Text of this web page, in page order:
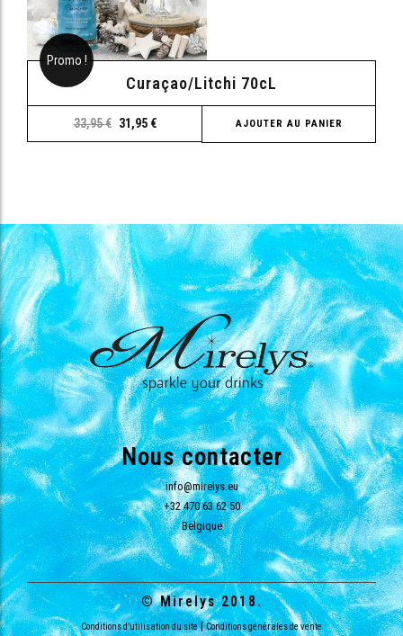
Promo !
Curaçao/Litchi 70cL
33,95€ 31,95 € AJOUTER AU PANIER
Nous contacter
info@mirelys.eu
+32 470 63 62 50
Belgique
© Mirelys 2018.
Conditions d’utilisation du site|Conditions générales de vente